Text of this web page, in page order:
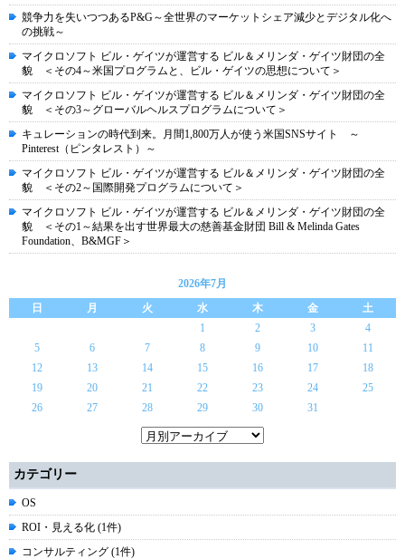
競争力を失いつつあるP&G～全世界のマーケットシェア減少とデジタル化へ
の挑戦～
マイクロソフト ビル・ゲイツが運営する ビル＆メリンダ・ゲイツ財団の全
貌 ＜その4～米国プログラムと、ビル・ゲイツの思想について＞
マイクロソフト ビル・ゲイツが運営する ビル＆メリンダ・ゲイツ財団の全
貌 ＜その3～グローバルヘルスプログラムについて＞
キュレーションの時代到来。月間1,800万人が使う米国SNSサイト ～
Pinterest（ピンタレスト）～
マイクロソフト ビル・ゲイツが運営する ビル＆メリンダ・ゲイツ財団の全
貌 ＜その2～国際開発プログラムについて＞
マイクロソフト ビル・ゲイツが運営する ビル＆メリンダ・ゲイツ財団の全
貌 ＜その1～結果を出す世界最大の慈善基金財団 Bill & Melinda Gates
Foundation、B&MGF＞
2026年7月
日
月 火 水 木 金
土
1
2 3
4
5
6 7 8 9 10
11
12
13 14 15 16 17
18
19
20 21 22 23 24
25
26
27 28 29 30 31
カテゴリー
OS
ROI・見える化 (1件)
コンサルティング (1件)